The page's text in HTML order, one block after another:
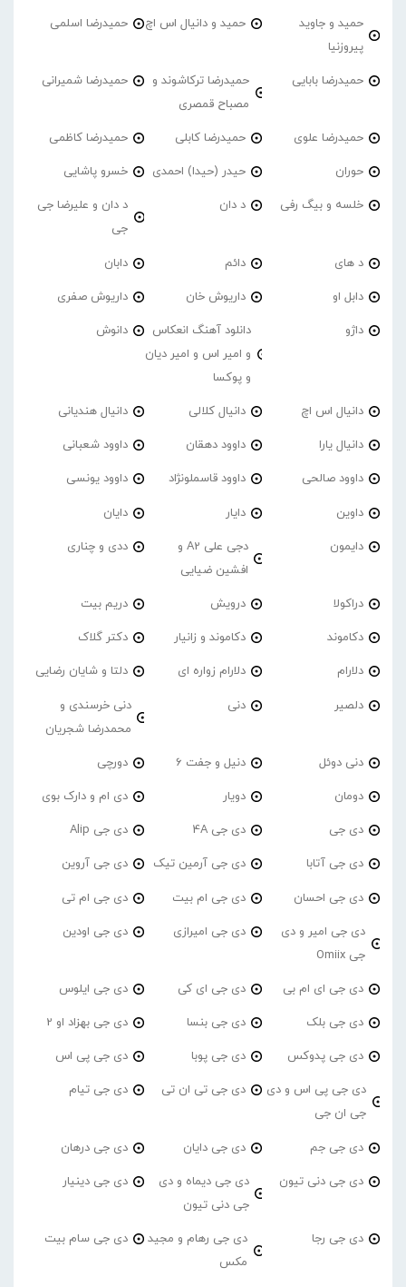
حمید و جاوید
پیروزنیا
حمید و دانیال اس اچ حمیدرضا اسلمی
حمیدرضا بابایی
حمیدرضا ترکاشوند و
مصباح قمصری
حمیدرضا شمیرانی
حمیدرضا علوی حمیدرضا کابلی حمیدرضا کاظمی
حوران حیدر (حیدا) احمدی خسرو پاشایی
خلسه و بیگ رفی د دان
د دان و علیرضا جی
جی
د های دائم دابان
دابل او داریوش خان داریوش صفری
داژو
دانلود آهنگ انعکاس
و امیر اس و امیر دیان
و پوکسا
دانوش
دانیال اس اچ دانیال کلالی دانیال هندیانی
دانیال یارا داوود دهقان داوود شعبانی
داوود صالحی داوود قاسملونژاد داوود یونسی
داوین دایار دایان
دایمون
دجی علی A2 و
افشین ضیایی
ددی و چناری
دراکولا درویش دریم بیت
دکاموند دکاموند و زانیار دکتر گلاک
دلارام دلارام زواره ای دلتا و شایان رضایی
دلصیر دنی
دنی خرسندی و
محمدرضا شجریان
دنی دوئل دنیل و جفت 6 دورچی
دومان دویار دی ام و دارک بوی
دی جی دی جی 4A دی جی Alip
دی جی آتابا دی جی آرمین تیک دی جی آروین
دی جی احسان دی جی ام بیت دی جی ام تی
دی جی امیر و دی
جی Omiix
دی جی امیرازی دی جی اودین
دی جی ای ام بی دی جی ای کی دی جی ایلوس
دی جی بلک دی جی بنسا دی جی بهزاد او 2
دی جی پدوکس دی جی پوبا دی جی پی اس
دی جی پی اس و دی
جی ان جی
دی جی تی ان تی دی جی تیام
دی جی جم دی جی دایان دی جی درهان
دی جی دنی تیون
دی جی دیماه و دی
جی دنی تیون
دی جی دینیار
دی جی رجا
دی جی رهام و مجید
مکس
دی جی سام بیت